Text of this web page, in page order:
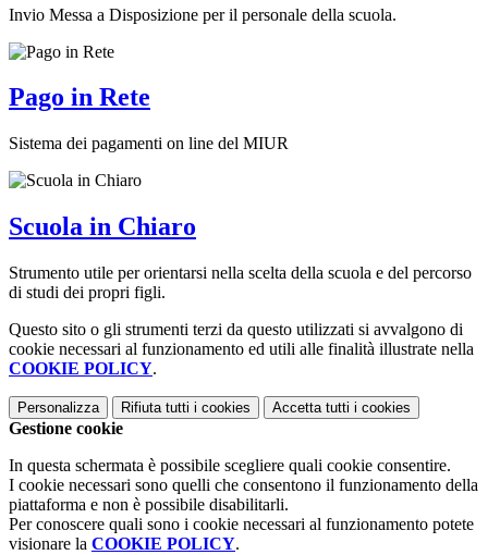
Invio Messa a Disposizione per il personale della scuola.
Pago in Rete
Sistema dei pagamenti on line del MIUR
Scuola in Chiaro
Strumento utile per orientarsi nella scelta della scuola e del percorso
di studi dei propri figli.
Questo sito o gli strumenti terzi da questo utilizzati si avvalgono di
cookie necessari al funzionamento ed utili alle finalità illustrate nella
COOKIE POLICY.
Personalizza Rifiuta tutti i cookies Accetta tutti i cookies
Gestione cookie
In questa schermata è possibile scegliere quali cookie consentire.
I cookie necessari sono quelli che consentono il funzionamento della
piattaforma e non è possibile disabilitarli.
Per conoscere quali sono i cookie necessari al funzionamento potete
visionare la COOKIE POLICY.